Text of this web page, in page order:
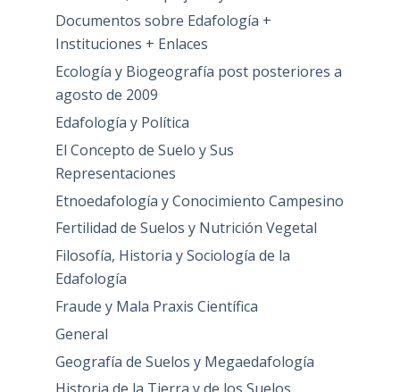
Documentos sobre Edafología +
Instituciones + Enlaces
Ecología y Biogeografía post posteriores a
agosto de 2009
Edafología y Política
El Concepto de Suelo y Sus
Representaciones
Etnoedafología y Conocimiento Campesino
Fertilidad de Suelos y Nutrición Vegetal
Filosofía, Historia y Sociología de la
Edafología
Fraude y Mala Praxis Científica
General
Geografía de Suelos y Megaedafología